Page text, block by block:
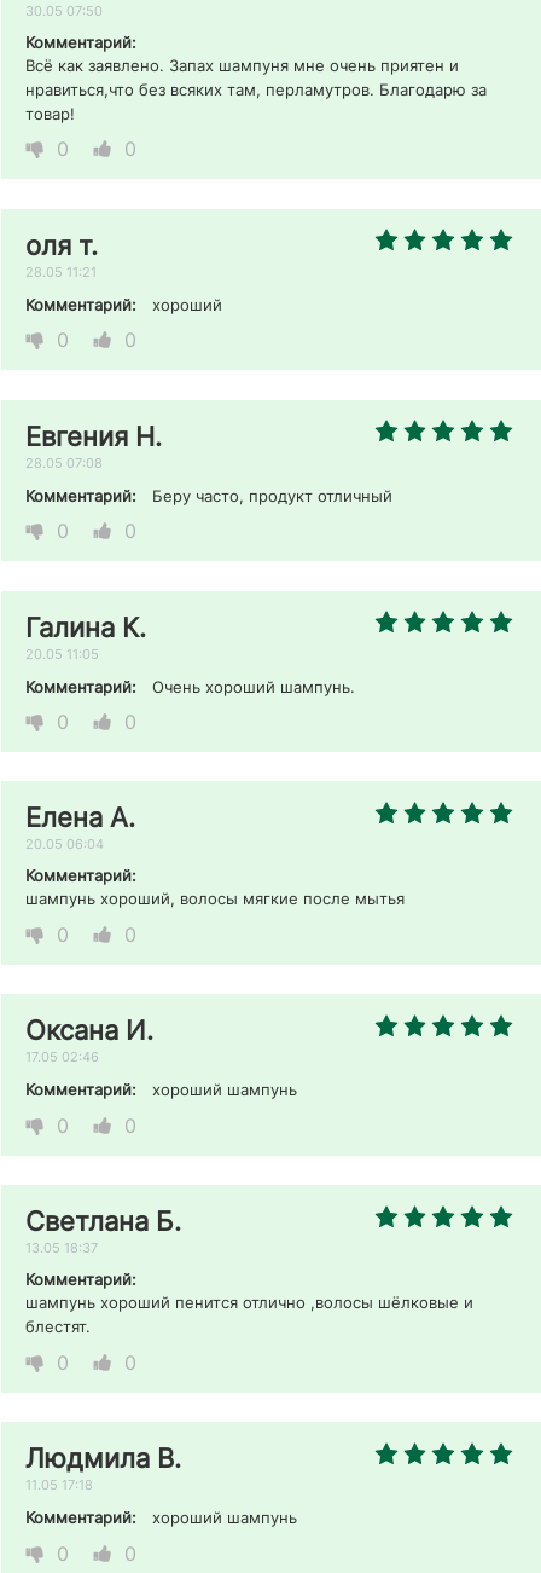
30.05 07:50
Комментарий:
Всё как заявлено. Запах шампуня мне очень приятен и
нравиться,что без всяких там, перламутров. Благодарю за
товар!
0 0
оля т.
28.05 11:21
Комментарий: хороший
0 0
Евгения Н.
28.05 07:08
Комментарий: Беру часто, продукт отличный
0 0
Галина К.
20.05 11:05
Комментарий: Очень хороший шампунь.
0 0
Елена А.
20.05 06:04
Комментарий:
шампунь хороший, волосы мягкие после мытья
0 0
Оксана И.
17.05 02:46
Комментарий: хороший шампунь
0 0
Светлана Б.
13.05 18:37
Комментарий:
шампунь хороший пенится отлично ,волосы шёлковые и
блестят.
0 0
Людмила В.
11.05 17:18
Комментарий: хороший шампунь
0 0